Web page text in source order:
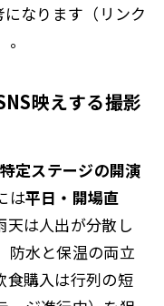
になります（リンク
映えする撮影
定ステージの開演
は平日・開場直
天は人出が分散し
防水と保温の両立
食購入は行列の短